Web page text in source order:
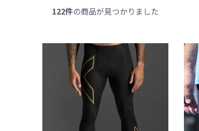
122件の商品が見つかりました